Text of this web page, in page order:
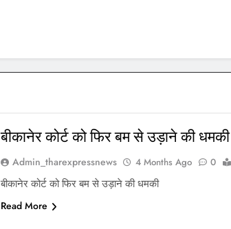
बीकानेर कोर्ट को फिर बम से उड़ाने की धमकी
Admin_tharexpressnews 4 Months Ago 0
बीकानेर कोर्ट को फिर बम से उड़ाने की धमकी
Read More